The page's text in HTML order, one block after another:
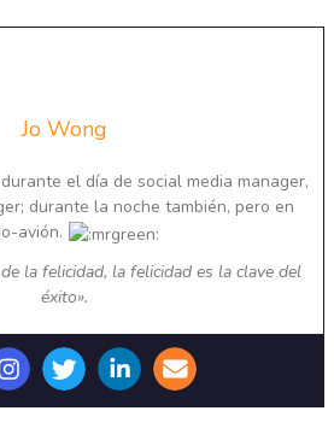
Jo Wong
el día de social media manager,
durante la noche también, pero en
avión.
la felicidad, la felicidad es la clave del
éxito».